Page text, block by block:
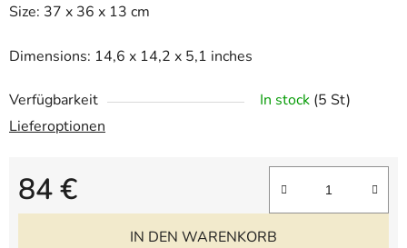
Size: 37 x 36 x 13 cm
Dimensions: 14,6 x 14,2 x 5,1 inches
Verfügbarkeit In stock (5 St)
Lieferoptionen
84 €
Verkaufspreis:
IN DEN WARENKORB